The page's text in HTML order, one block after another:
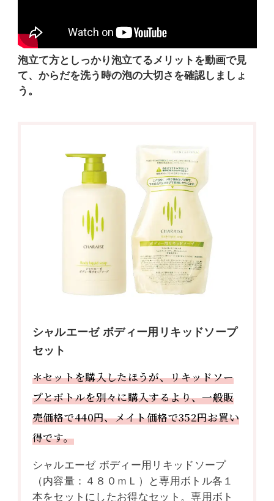
泡立て方としっかり泡立てるメリットを動画で見
て、からだを洗う時の泡の大切さを確認しましょ
う。
シャルエーゼ ボディー用リキッドソープ
セット
＊セットを購入したほうが、リキッドソー
プとボトルを別々に購入するより、一般販
売価格で440円、メイト価格で352円お買い
得です。
シャルエーゼ ボディー用リキッドソープ
（内容量：４８０ｍＬ）と専用ボトル各１
本をセットにしたお得なセット。専用ボト